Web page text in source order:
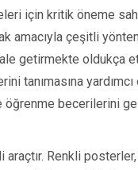
için kritik öneme
amacıyla çeşitli
getirmekte oldukça
tanımasına
öğrenme becerilerini
Renkli posterler,